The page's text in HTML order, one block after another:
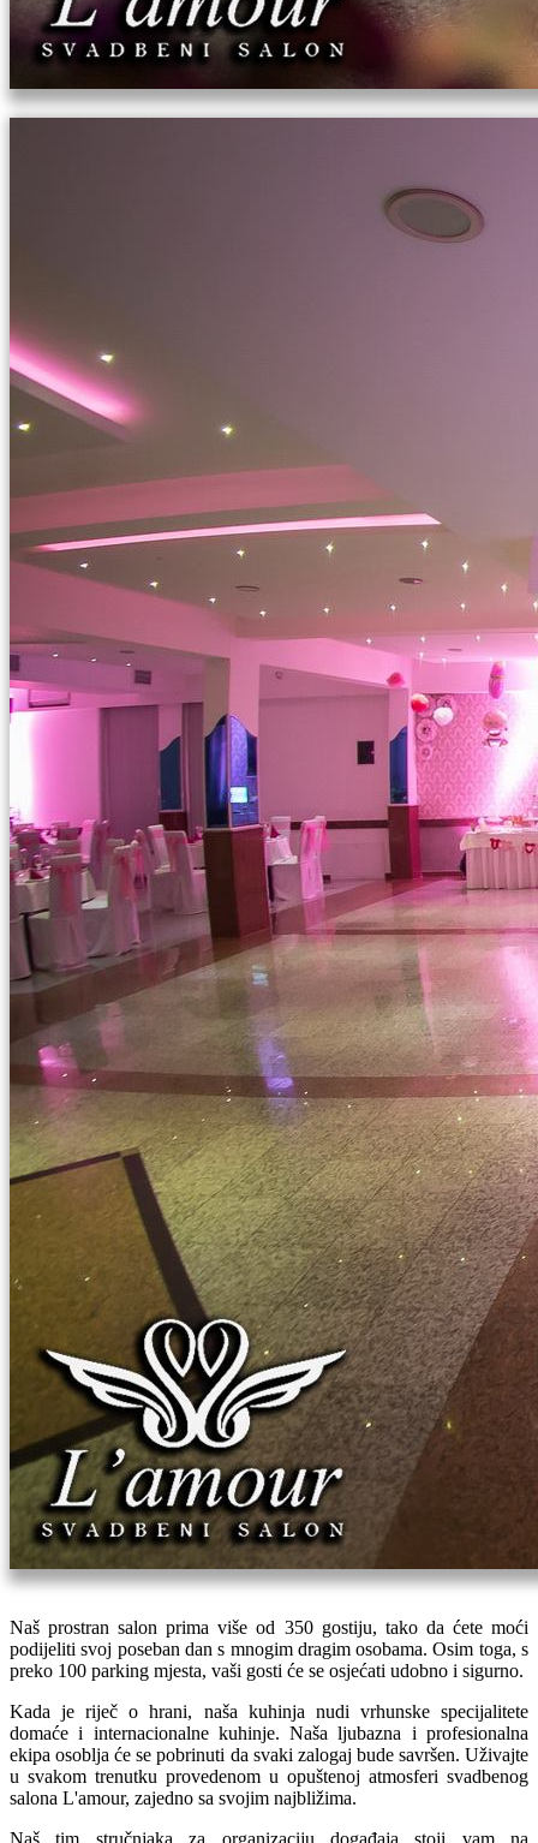
Naš prostran salon prima više od 350 gostiju, tako da ćete moći
podijeliti svoj poseban dan s mnogim dragim osobama. Osim toga, s
preko 100 parking mjesta, vaši gosti će se osjećati udobno i sigurno.
Kada je riječ o hrani, naša kuhinja nudi vrhunske specijalitete
domaće i internacionalne kuhinje. Naša ljubazna i profesionalna
ekipa osoblja će se pobrinuti da svaki zalogaj bude savršen. Uživajte
u svakom trenutku provedenom u opuštenoj atmosferi svadbenog
salona L'amour, zajedno sa svojim najbližima.
Naš tim stručnjaka za organizaciju događaja stoji vam na